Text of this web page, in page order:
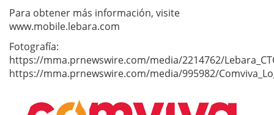
Para obtener más información, visite
www.mobile.lebara.com
Fotografía:
https://mma.prnewswire.com/media/2214762/
https://mma.prnewswire.com/media/995982/